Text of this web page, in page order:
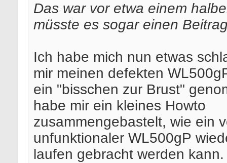
Das war vor etwa einem
müsste es sogar einen
Ich habe mich nun etwas
mir meinen defekten
ein "bisschen zur Brust"
habe mir ein kleines Howto
zusammengebastelt, wie ein
unfunktionaler WL500gP
laufen gebracht werden kann.